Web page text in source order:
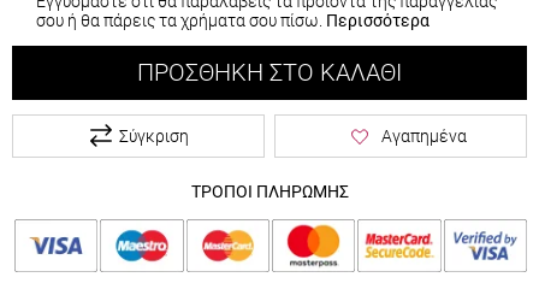
σου ή θα πάρεις τα χρήματα σου πίσω. Περισσότερα
ΠΡΟΣΘΉΚΗ ΣΤΟ ΚΑΛΆΘΙ
Σύγκριση Αγαπημένα
ΤΡΟΠΟΙ ΠΛΗΡΩΜΗΣ